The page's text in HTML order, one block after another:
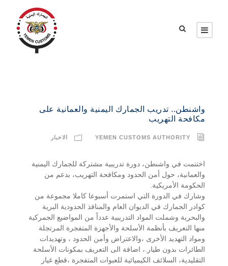
واشنطن.. تدريب الجمارك اليمنية والعمانية على
مكافحة التهريب
YEMEN CUSTOMS AUTHORITY الاخبار
اختتمت في واشنطن، دورة تدريبية مشتركة للجمارك اليمنية
والعمانية، حول أمن الحدود ومكافحة التهريب، بدعم من
الحكومة الأمريكية.
وشارك في الدورة التي استمرت أسبوعا كاملا مجموعة من
كوادر الجمارك في الديوان العام والمنافذ الحدودية البرية
والبحرية وشملت المواد التدريبية عدداً من المواضيع الجمركية
منها التعريف بأنظمة الأسلحة والأجهزة المتفجرة المرتجلة
ومواد التهديد الأخرى ،والاعتراض وأمن الحدود ، وتهديدات
الطائرات بدون طيار.، اضافة الى التعريف بمكونات الأسلحة
التقليدية، السلائف الكيميائية للعبوات المتفجرة ،قطع غيار